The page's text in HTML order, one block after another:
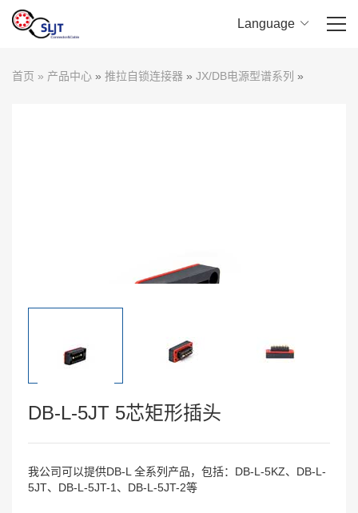
首页
联系我们
Language
首页 » 产品中心 » 推拉自锁连接器 » JX/DB电源型谱系列 »
DB-L-5JT 5芯矩形插头
我公司可以提供DB-L 全系列产品，包括：DB-L-5KZ、DB-L-
5JT、DB-L-5JT-1、DB-L-5JT-2等